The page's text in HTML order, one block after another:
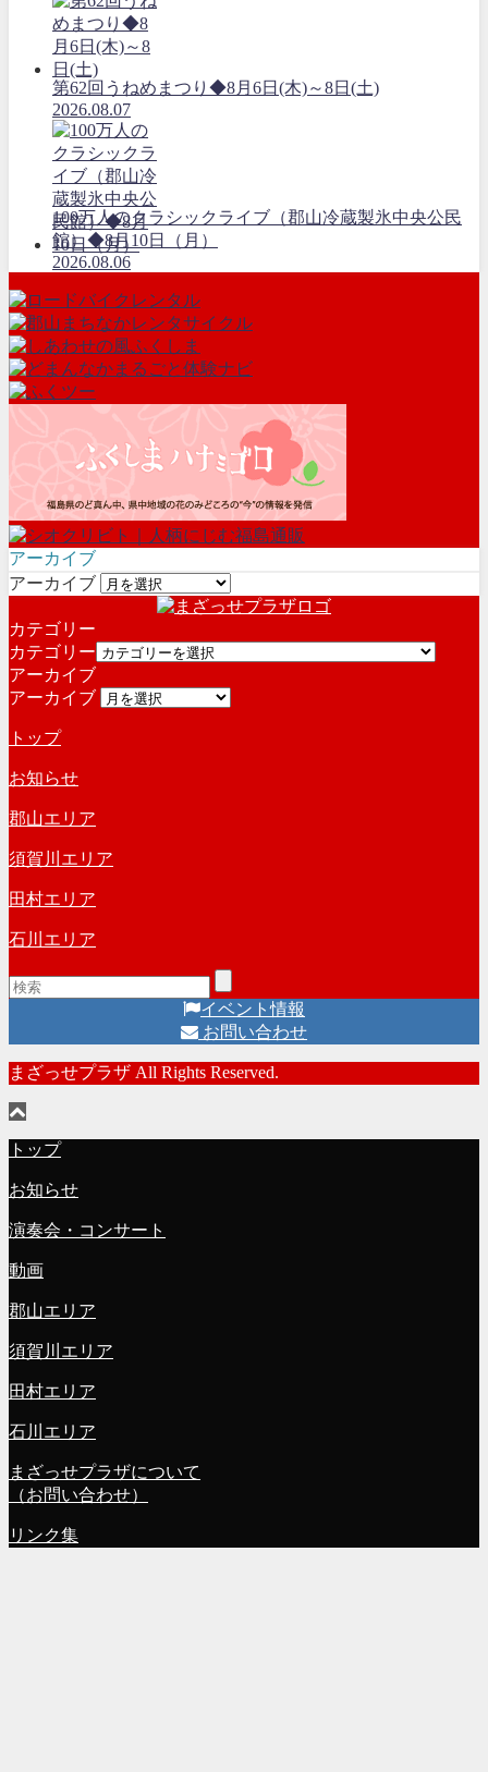
第62回うねめまつり◆8月6日(木)～8日(土)
2026.08.07
100万人のクラシックライブ（郡山冷蔵製氷中央公民
館）◆8月10日（月）
2026.08.06
アーカイブ
アーカイブ
カテゴリー
カテゴリー
アーカイブ
アーカイブ
トップ
お知らせ
郡山エリア
須賀川エリア
田村エリア
石川エリア
イベント情報
お問い合わせ
まざっせプラザ All Rights Reserved.
トップ
お知らせ
演奏会・コンサート
動画
郡山エリア
須賀川エリア
田村エリア
石川エリア
まざっせプラザについて
（お問い合わせ）
リンク集